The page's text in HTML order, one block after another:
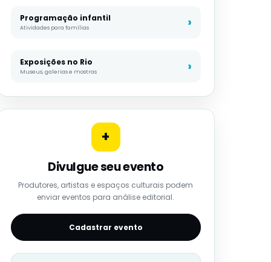
Programação infantil
Atividades para famílias
Exposições no Rio
Museus, galerias e mostras
+
Divulgue seu evento
Produtores, artistas e espaços culturais podem
enviar eventos para análise editorial.
Cadastrar evento